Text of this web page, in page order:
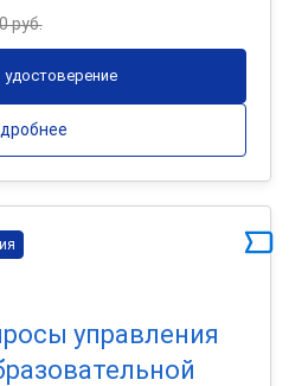
руб.
удостоверение
управления